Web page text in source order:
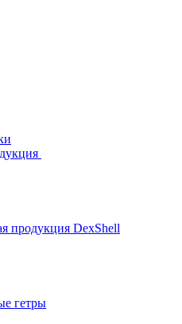
продукция DexShell
гетры